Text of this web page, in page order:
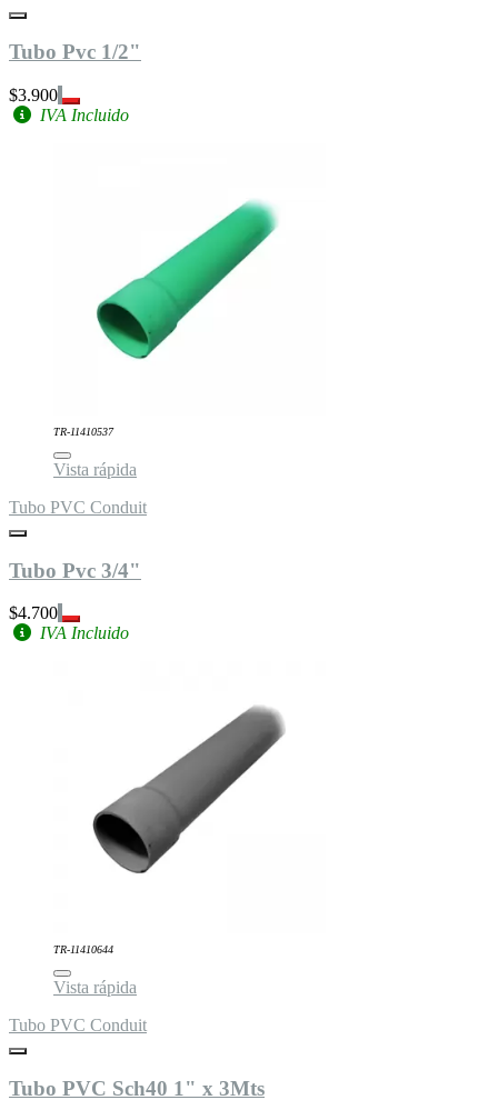
Tubo Pvc 1/2"
$3.900
IVA Incluido
TR-11410537
Vista rápida
Tubo PVC Conduit
Tubo Pvc 3/4"
$4.700
IVA Incluido
TR-11410644
Vista rápida
Tubo PVC Conduit
Tubo PVC Sch40 1" x 3Mts